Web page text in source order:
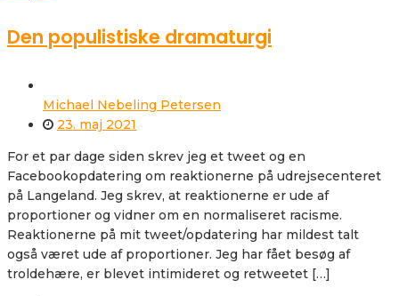
Den populistiske dramaturgi
Michael Nebeling Petersen
23. maj 2021
For et par dage siden skrev jeg et tweet og en
Facebookopdatering om reaktionerne på udrejsecenteret
på Langeland. Jeg skrev, at reaktionerne er ude af
proportioner og vidner om en normaliseret racisme.
Reaktionerne på mit tweet/opdatering har mildest talt
også været ude af proportioner. Jeg har fået besøg af
troldehære, er blevet intimideret og retweetet […]